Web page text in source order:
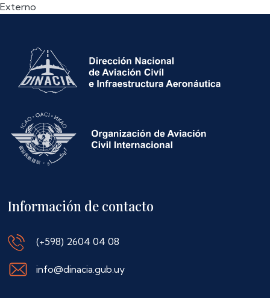
Externo
Información de contacto
(+598) 2604 04 08
info@dinacia.gub.uy